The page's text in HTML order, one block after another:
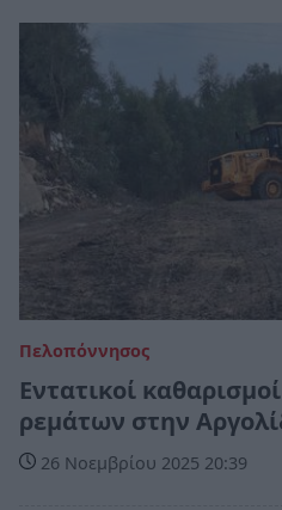
Πελοπόννησος
Εντατικοί
ρεμάτων στην
26 Νοεμβρίου 2025 20:39